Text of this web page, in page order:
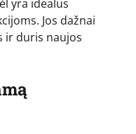
yra idealus
Jos dažnai
ir duris naujos